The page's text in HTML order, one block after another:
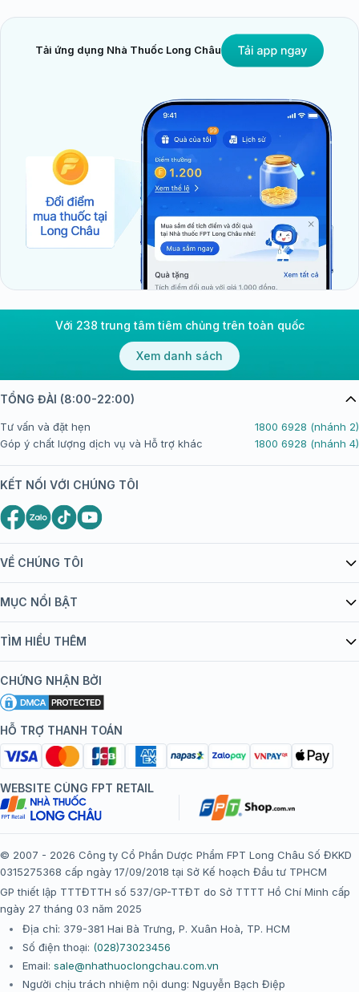
Tải ứng dụng Nhà Thuốc Long Châu
Với 238 trung tâm tiêm chủng trên toàn quốc
Xem danh sách
VỀ CHÚNG TÔI
Giới thiệu Tiêm Chủng FPT Long Châu
bán hàng
Chính sách nội dung
Chính sách bảo mật
Chính sách bảo mật dữ liệu cá nhân
Chính sách thanh toán
Chính sách đổi trả gói, mũi tiêm tại trung tâm tiêm chủng
FPT Long Châu
Thể lệ chương trình “Tích điểm nhận đặc quyền”
MỤC NỔI BẬT
Danh mục vắc xin
Đội ngũ bác sĩ, chuyên gia
Hệ thống trung tâm tiêm chủng
TÌM HIỂU THÊM
Khuyến mãi
Tôi nên tiêm gì?
Tiêm chủng đi nước ngoài
CHỨNG NHẬN BỞI
HỖ TRỢ THANH TOÁN
TỔNG ĐÀI (8:00-22:00)
Tư vấn và đặt hẹn
1800 6928 (nhánh 2)
Góp ý chất lượng dịch vụ và Hỗ trợ khác
1800 6928 (nhánh 4)
KẾT NỐI VỚI CHÚNG TÔI
WEBSITE CÙNG FPT RETAIL
© 2007 - 2026 Công ty Cổ Phần Dược Phẩm FPT Long Châu Số ĐKKD
0315275368 cấp ngày 17/09/2018 tại Sở Kế hoạch Đầu tư TPHCM
GP thiết lập TTTĐTTH số 537/GP-TTĐT do Sở TTTT Hồ Chí Minh cấp
ngày 27 tháng 03 năm 2025
Địa chỉ: 379-381 Hai Bà Trưng, P. Xuân Hoà, TP. HCM
Số điện thoại: (028)73023456
Email: sale@nhathuoclongchau.com.vn
Người chịu trách nhiệm nội dung: Nguyễn Bạch Điệp